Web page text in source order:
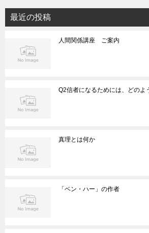
最近の投稿
人間関係講座 ご案内
Q2信者になるためには、どのよ
真理とは何か
「ベン・ハー」の作者